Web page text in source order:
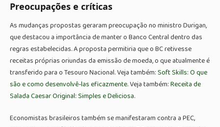
Preocupações e críticas
As mudanças propostas geraram preocupação no ministro Durigan,
que destacou a importância de manter o Banco Central dentro das
regras estabelecidas. A proposta permitiria que o BC retivesse
receitas próprias oriundas da emissão de moeda, o que atualmente é
transferido para o Tesouro Nacional. Veja também:Soft Skills: O que
são e como desenvolvê-las eficazmente. Veja também:Receita de
Salada Caesar Original: Simples e Deliciosa.
Economistas brasileiros também se manifestaram contra a PEC,